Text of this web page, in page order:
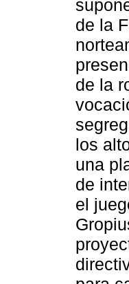
de la
de la
los
una
de
el